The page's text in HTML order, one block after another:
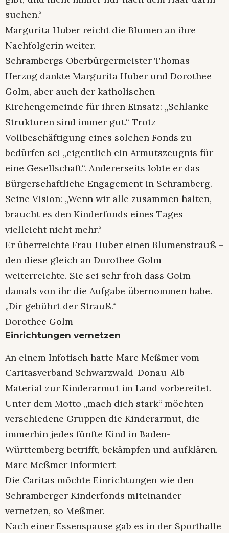
suchen.“
Margurita Huber reicht die Blumen an ihre
Nachfolgerin weiter.
Schrambergs Oberbürgermeister Thomas
Herzog dankte Margurita Huber und Dorothee
Golm, aber auch der katholischen
Kirchengemeinde für ihren Einsatz: „Schlanke
Strukturen sind immer gut.“ Trotz
Vollbeschäftigung eines solchen Fonds zu
bedürfen sei „eigentlich ein Armutszeugnis für
eine Gesellschaft“. Andererseits lobte er das
Bürgerschaftliche Engagement in Schramberg.
Seine Vision: „Wenn wir alle zusammen halten,
braucht es den Kinderfonds eines Tages
vielleicht nicht mehr.“
Er überreichte Frau Huber einen Blumenstrauß –
den diese gleich an Dorothee Golm
weiterreichte. Sie sei sehr froh dass Golm
damals von ihr die Aufgabe übernommen habe.
„Dir gebührt der Strauß.“
Dorothee Golm
Einrichtungen vernetzen
An einem Infotisch hatte Marc Meßmer vom
Caritasverband Schwarzwald-Donau-Alb
Material zur Kinderarmut im Land vorbereitet.
Unter dem Motto „mach dich stark“ möchten
verschiedene Gruppen die Kinderarmut, die
immerhin jedes fünfte Kind in Baden-
Württemberg betrifft, bekämpfen und aufklären.
Marc Meßmer informiert
Die Caritas möchte Einrichtungen wie den
Schramberger Kinderfonds miteinander
vernetzen, so Meßmer.
Nach einer Essenspause gab es in der Sporthalle